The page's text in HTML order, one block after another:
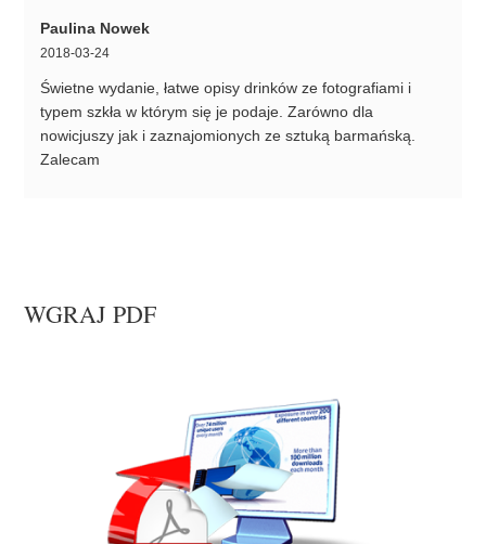
Paulina Nowek
2018-03-24
Świetne wydanie, łatwe opisy drinków ze fotografiami i
typem szkła w którym się je podaje. Zarówno dla
nowicjuszy jak i zaznajomionych ze sztuką barmańską.
Zalecam
WGRAJ PDF